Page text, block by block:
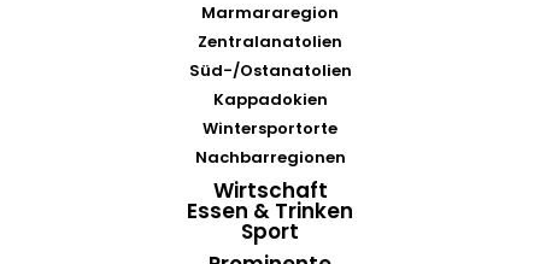
Marmararegion
Zentralanatolien
Süd-/Ostanatolien
Kappadokien
Wintersportorte
Nachbarregionen
Wirtschaft
Essen & Trinken
Sport